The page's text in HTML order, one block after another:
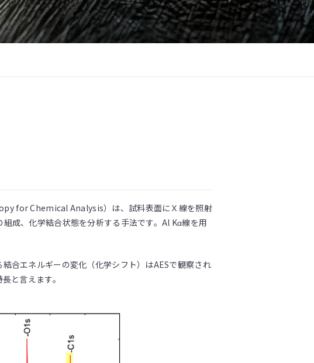
for Chemical Analysis）は、試料表面にＸ線を照射
成、化学結合状態を分析する手法です。Al Kα線を用
合エネルギーの変化（化学シフト）はAESで観察され
と言えます。